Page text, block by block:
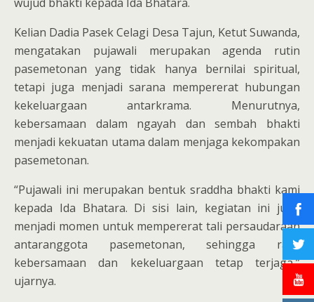
Kelian Dadia Pasek Celagi Desa Tajun, Ketut Suwanda,
mengatakan pujawali merupakan agenda rutin
pasemetonan yang tidak hanya bernilai spiritual,
tetapi juga menjadi sarana mempererat hubungan
kekeluargaan antarkrama. Menurutnya,
kebersamaan dalam ngayah dan sembah bhakti
menjadi kekuatan utama dalam menjaga kekompakan
pasemetonan.
“Pujawali ini merupakan bentuk sraddha bhakti kami
kepada Ida Bhatara. Di sisi lain, kegiatan ini juga
menjadi momen untuk mempererat tali persaudaraan
antaranggota pasemetonan, sehingga rasa
kebersamaan dan kekeluargaan tetap terjaga,”
ujarnya.